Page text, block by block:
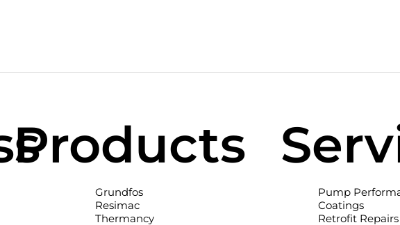
Products
Grundfos
Resimac
Thermancy
Pump
Coatings
Retrofit Repairs